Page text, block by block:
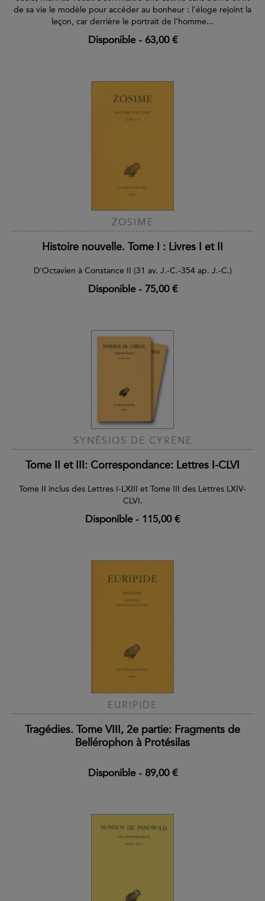
de sa vie le modèle pour accéder au bonheur : l’éloge rejoint la
leçon, car derrière le portrait de l’homme...
Disponible- 63,00 €
ZOSIME
Histoire nouvelle. Tome I : Livres I et II
D'Octavien à Constance II (31 av. J.-C.-354 ap. J.-C.)
Disponible- 75,00 €
SYNÉSIOS DE CYRÈNE
Tome II et III: Correspondance: Lettres I-CLVI
Tome II inclus des Lettres I-LXIII et Tome III des Lettres LXIV-
CLVI.
Disponible- 115,00 €
EURIPIDE
Tragédies. Tome VIII, 2e partie: Fragments de
Bellérophon à Protésilas
Disponible- 89,00 €